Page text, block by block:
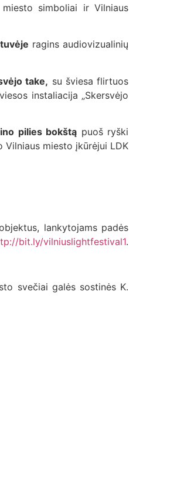
simboliai ir Vilniaus
ragins audiovizualinių
take, su šviesa flirtuos
instaliacija „Skersvėjo
pilies bokštą puoš ryški
Vilniaus miesto įkūrėjui LDK
lankytojams padės
bit.ly/vilniuslightfestival1.
svečiai galės sostinės K.